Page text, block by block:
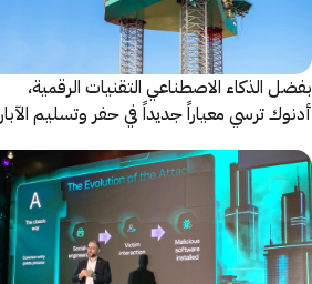
بفضل الذكاء الاصطناعي التقنيات الرقمية،
أدنوك ترسي معياراً جديداً في حفر وتسليم الآبار